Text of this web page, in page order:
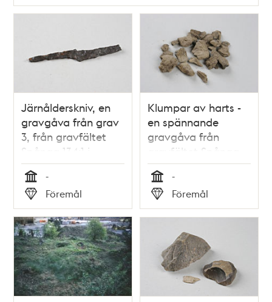
Järnålderskniv, en
gravgåva från grav
3, från gravfältet
Spånga 134:1 i
Akalla.
Tid
-
Typ
Föremål
Klumpar av harts -
en spännande
gravgåva från
gravfältet Spånga
134:1 (grav 7) i
Akalla.
Tid
-
Typ
Föremål